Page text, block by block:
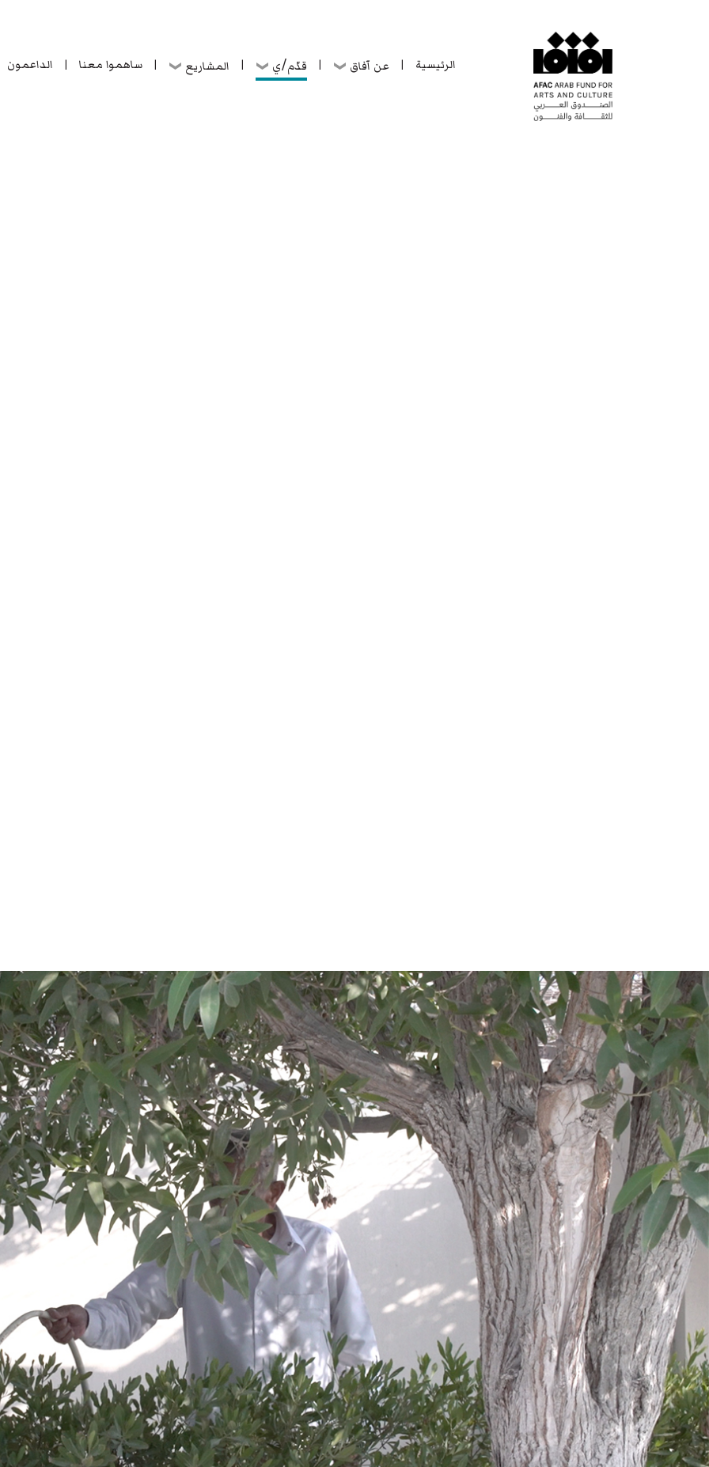
الرئيسية | عن آفاق | قدّم/ي | المشاريع | ساهموا معنا | الداعمون